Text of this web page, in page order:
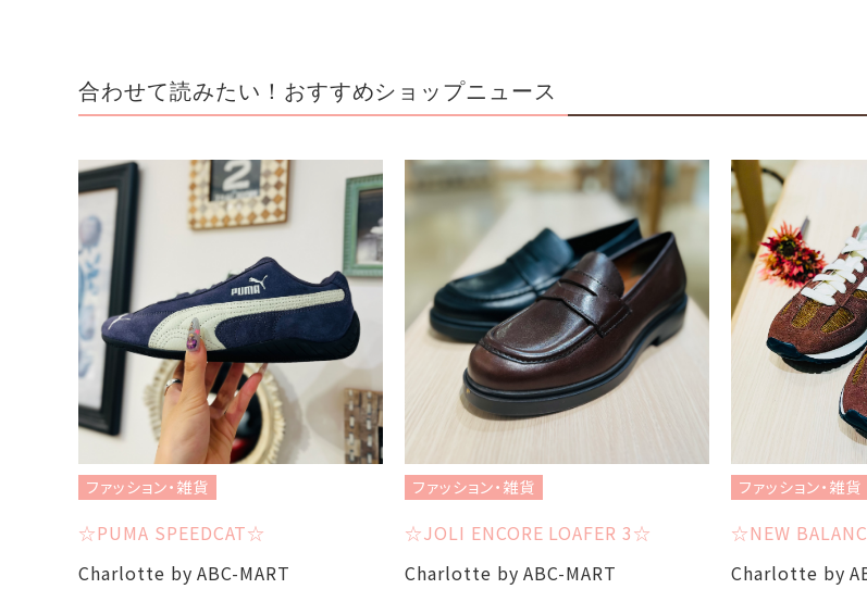
合わせて読みたい！おすすめショップニュース
ファッション・雑貨
☆PUMA SPEEDCAT☆
Charlotte by ABC-MART
ファッション・雑貨
☆JOLI ENCORE LOAFER 3☆
Charlotte by ABC-MART
ファッション・雑貨
☆NEW
Charlotte by